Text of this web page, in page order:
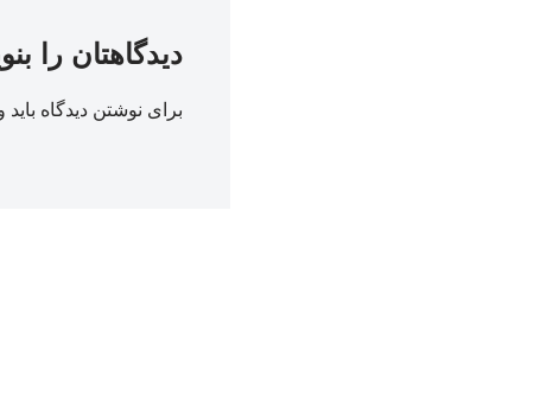
دیدگاهتان را
برای نوشتن دیدگاه باید